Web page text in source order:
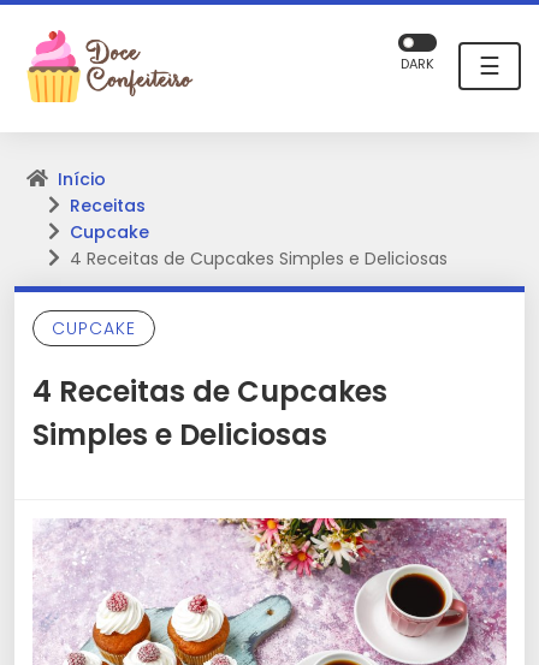
☰
DARK
Início
Receitas
Cupcake
4 Receitas de Cupcakes Simples e Deliciosas
CUPCAKE
4 Receitas de Cupcakes
Simples e Deliciosas